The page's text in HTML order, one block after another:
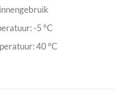
-5 °C
40 °C